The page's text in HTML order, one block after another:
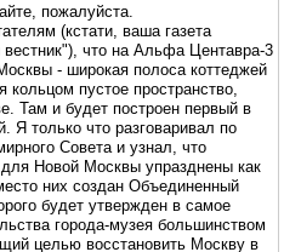
пожалуйста.
(кстати, ваша газета
что на Альфа Центавра-3
- широкая полоса коттеджей
пустое пространство,
Там и будет построен первый в
Я только что разговаривал по
Совета и узнал, что
Новой Москвы упразднены как
них создан Объединенный
будет утвержден в самое
города-музея большинством
целью восстановить Москву в